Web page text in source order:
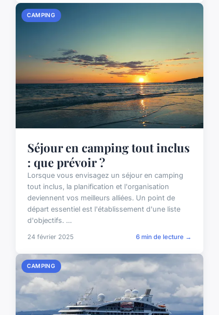
CAMPING
Séjour en camping tout inclus
: que prévoir ?
Lorsque vous envisagez un séjour en camping
tout inclus, la planification et l'organisation
deviennent vos meilleurs alliées. Un point de
départ essentiel est l'établissement d'une liste
d'objectifs. ...
24 février 2025 6 min de lecture →
CAMPING